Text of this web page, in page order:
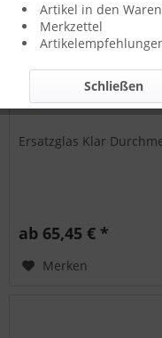
Schiffsleuchten
Ersatzglas Klar
ab 65,45 € *
Merken
Artikel in den
Merkzettel
Schließen